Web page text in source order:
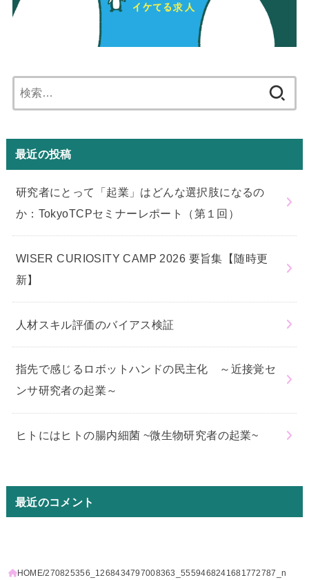
索:
最近の投稿
研究者にとって「起業」はどんな選択肢になるの
か：TokyoTCPセミナーレポート（第１回）
WISER CURIOSITY CAMP 2026 要旨集【随時更
新】
人材スキル評価のバイアス検証
指先で感じるロボットハンドの民主化 ～近接覚セ
ンサ研究者の起業～
ヒトにはヒトの腸内細菌 ~微生物研究者の起業~
最近のコメント
HOME 270825356_1268434797008363_5559468241681772787_n